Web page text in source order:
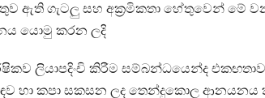
ඇති ගැටලු සහ අක්‍රමිකතා හේතුවෙන් මේ
යොමු කරන ලදි
ලියාපදිංචි කිරීම සම්බන්ධයෙන්ද
හා කපා සකසන ලද තෙන්දුකොල ආනයනය